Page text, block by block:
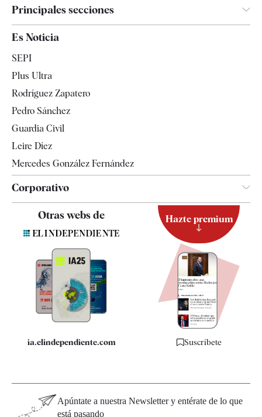
Principales secciones
Televisión
Es Noticia
SEPI
Plus Ultra
Rodríguez Zapatero
Pedro Sánchez
Guardia Civil
Leire Díez
Mercedes González Fernández
Corporativo
Quiénes somos
Especificaciones
Otras webs de
ia.elindependiente.com
Hazte premium
Suscríbete
Apúntate a nuestra Newsletter y entérate de lo que
está pasando